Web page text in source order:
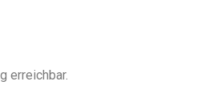
erreichbar.